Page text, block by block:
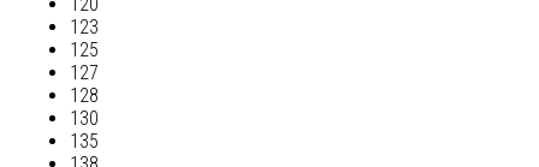
120
123
125
127
128
130
135